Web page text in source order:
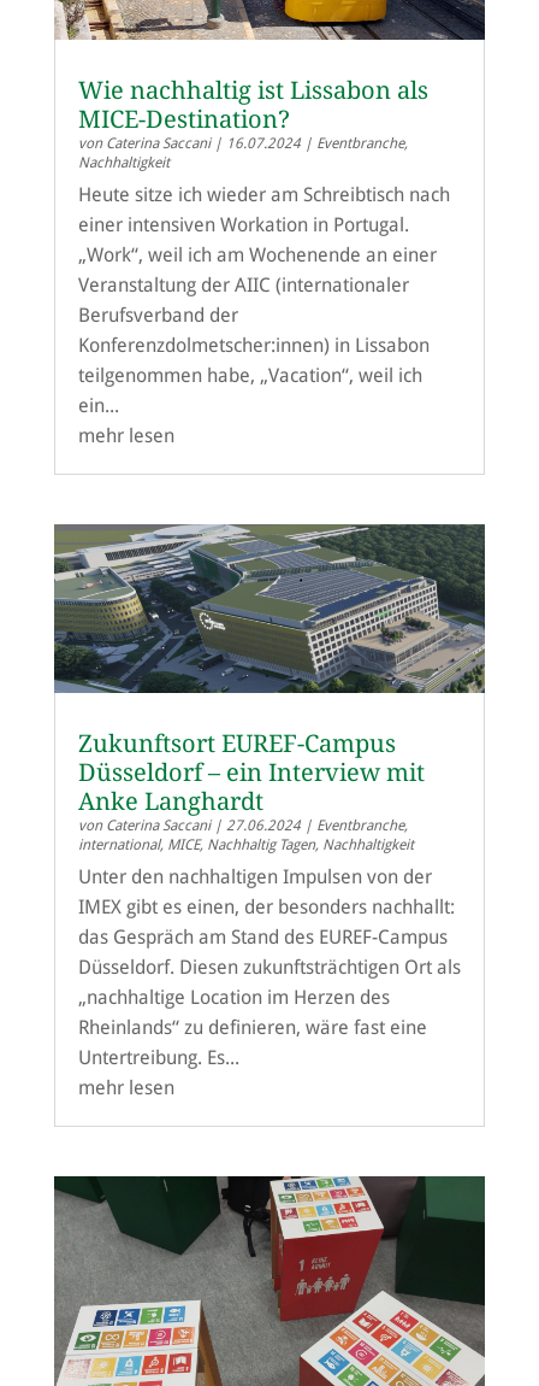
Wie nachhaltig ist Lissabon als
MICE-Destination?
von Caterina Saccani| 16.07.2024| Eventbranche,
Nachhaltigkeit
Heute sitze ich wieder am Schreibtisch nach
einer intensiven Workation in Portugal.
„Work“, weil ich am Wochenende an einer
Veranstaltung der AIIC (internationaler
Berufsverband der
Konferenzdolmetscher:innen) in Lissabon
teilgenommen habe, „Vacation“, weil ich
ein...
mehr lesen
Zukunftsort EUREF-Campus
Düsseldorf – ein Interview mit
Anke Langhardt
von Caterina Saccani| 27.06.2024| Eventbranche,
international, MICE, Nachhaltig Tagen, Nachhaltigkeit
Unter den nachhaltigen Impulsen von der
IMEX gibt es einen, der besonders nachhallt:
das Gespräch am Stand des EUREF-Campus
Düsseldorf. Diesen zukunftsträchtigen Ort als
„nachhaltige Location im Herzen des
Rheinlands“ zu definieren, wäre fast eine
Untertreibung. Es...
mehr lesen